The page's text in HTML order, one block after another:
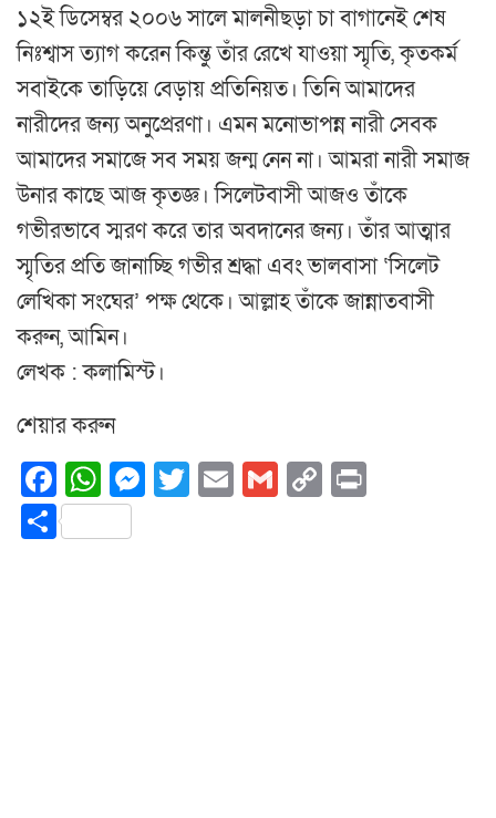
১২ই ডিসেম্বর ২০০৬ সালে মালনীছড়া চা বাগানেই শেষ
নিঃশ্বাস ত্যাগ করেন কিন্তু তাঁর রেখে যাওয়া স্মৃতি, কৃতকর্ম
সবাইকে তাড়িয়ে বেড়ায় প্রতিনিয়ত। তিনি আমাদের
নারীদের জন্য অনুপ্রেরণা। এমন মনোভাপন্ন নারী সেবক
আমাদের সমাজে সব সময় জন্ম নেন না। আমরা নারী সমাজ
উনার কাছে আজ কৃতজ্ঞ। সিলেটবাসী আজও তাঁকে
গভীরভাবে স্মরণ করে তার অবদানের জন্য। তাঁর আত্মার
স্মৃতির প্রতি জানাচ্ছি গভীর শ্রদ্ধা এবং ভালবাসা ‘সিলেট
লেখিকা সংঘের’ পক্ষ থেকে। আল্লাহ তাঁকে জান্নাতবাসী
করুন, আমিন।
লেখক : কলামিস্ট।
শেয়ার করুন
Facebook
WhatsApp
Messenger
Twitter
EmailGmail
Copy
Share